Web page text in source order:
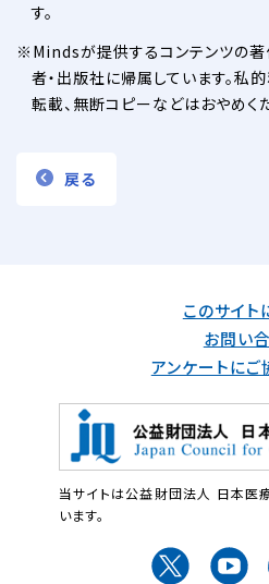
す。
Mindsが提供するコンテンツの
者・出版社に帰属しています。私
転載、無断コピーなどはおやめく
戻る
このサイト
お問い
アンケートにご
当サイトは公益財団法人 日本医
います。